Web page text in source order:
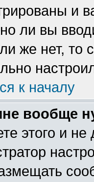
и
ли вы
же нет, то
к началу
вообще
этого и не